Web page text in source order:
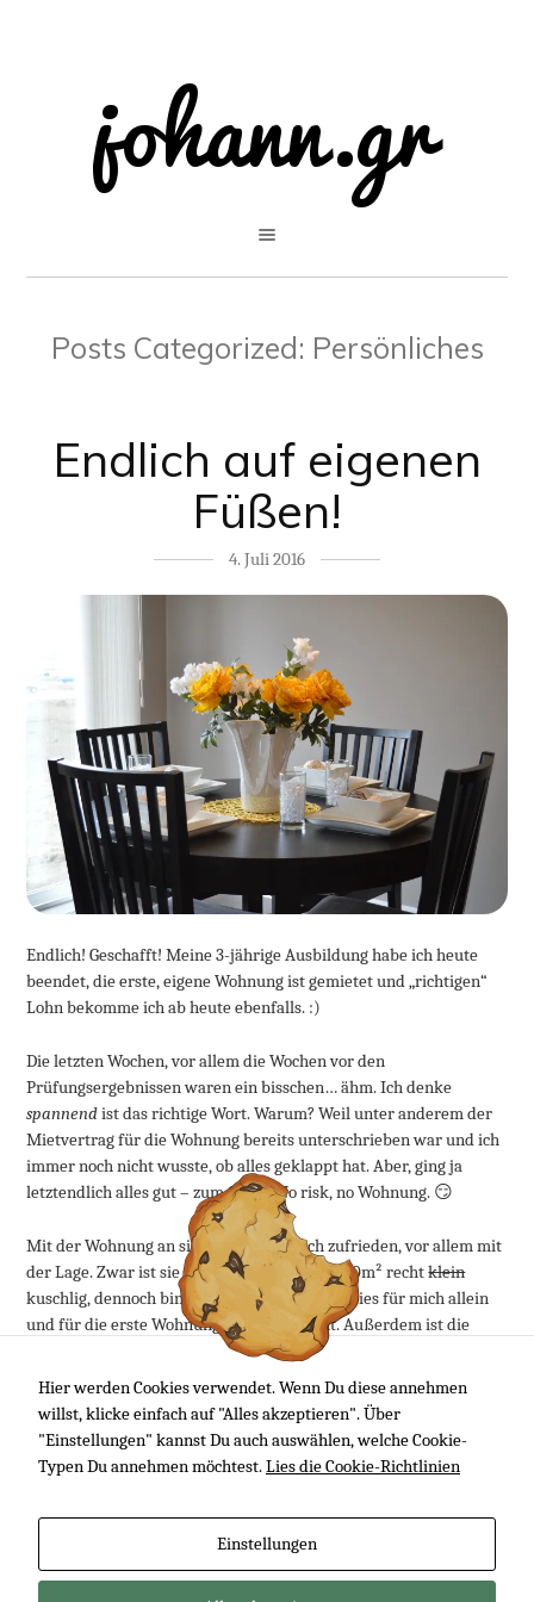
Posts Categorized: Persönliches
Endlich auf eigenen
Füßen!
4. Juli 2016
Endlich! Geschafft! Meine 3-jährige Ausbildung habe ich heute
beendet, die erste, eigene Wohnung ist gemietet und „richtigen“
Lohn bekomme ich ab heute ebenfalls. :)
Die letzten Wochen, vor allem die Wochen vor den
Prüfungsergebnissen waren ein bisschen… ähm. Ich denke
spannendist das richtige Wort. Warum? Weil unter anderem der
Mietvertrag für die Wohnung bereits unterschrieben war und ich
immer noch nicht wusste, ob alles geklappt hat. Aber, ging ja
letztendlich alles gut – zum Glück! No risk, no Wohnung. 😏
Mit der Wohnung an sich bin ich ziemlich zufrieden, vor allem mit
der Lage. Zwar ist sie mit ein bisschen über 50m² rechtklein
kuschlig, dennoch bin ich der Meinung, dass dies für mich allein
und für die erste Wohnungleicht
ausreicht. Außerdem ist die
Wohnung in Bahnhofsnähe. Super! Die Wohnung befindet sich
außerdem in einem ruhigem Wohnpark und ist recht neu. Gebaut
wurden die Wohnungen 2010, glaube ich. Unten habe ich euch mal
eine Photo Sphere eingebunden, die ich bei Google Maps gefunden
habe. Gefällt mir. 😎
Artikel lesen
Hier werden Cookies verwendet. Wenn Du diese annehmen
willst, klicke einfach auf "Alles akzeptieren". Über
"Einstellungen" kannst Du auch auswählen, welche Cookie-
Typen Du annehmen möchtest.Lies die Cookie-Richtlinien
Einstellungen